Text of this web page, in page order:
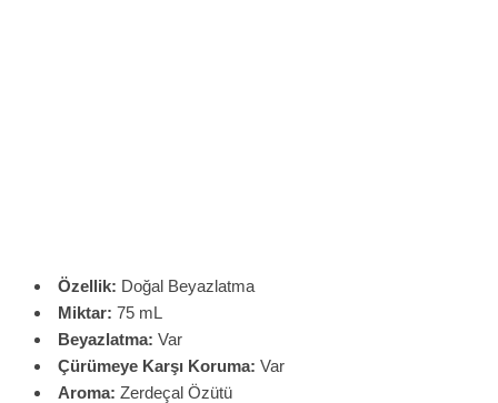
Özellik: Doğal Beyazlatma
Miktar: 75 mL
Beyazlatma: Var
Çürümeye Karşı Koruma: Var
Aroma: Zerdeçal Özütü